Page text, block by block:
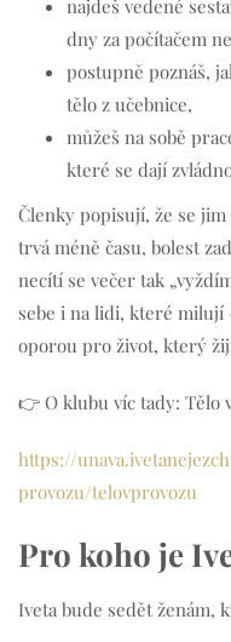
najdeš vedené
dny za počítačem
postupně poznáš,
tělo z učebnice,
můžeš na sobě
které se dají
Členky popisují, že se
trvá méně času, bolest
necítí se večer tak
sebe i na lidi, které milují
oporou pro život, který
👉 O klubu víc tady: Tělo
https://
provozu/telovprovozu
Pro koho je
Iveta bude sedět ženám,